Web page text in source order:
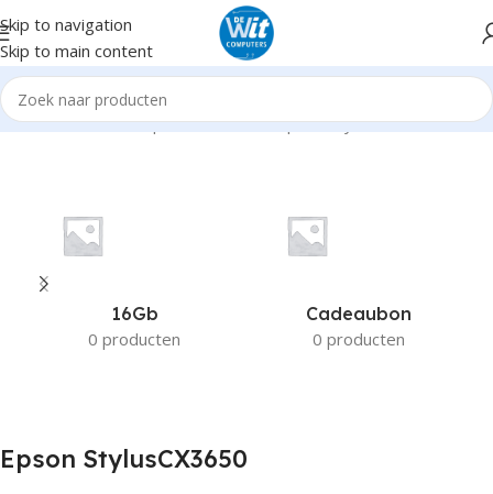
Skip to navigation
Skip to main content
Home Product Compatible Printers Epson StylusCX3650
16Gb
0 producten
Cadeaubon
0 producten
Epson StylusCX3650